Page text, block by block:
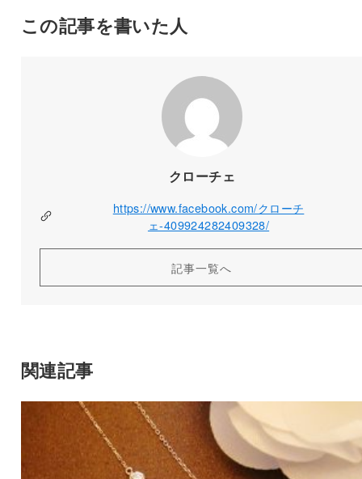
この記事を書いた人
クローチェ
https://www.facebook.com/クローチ
ェ-409924282409328/
記事一覧へ
関連記事